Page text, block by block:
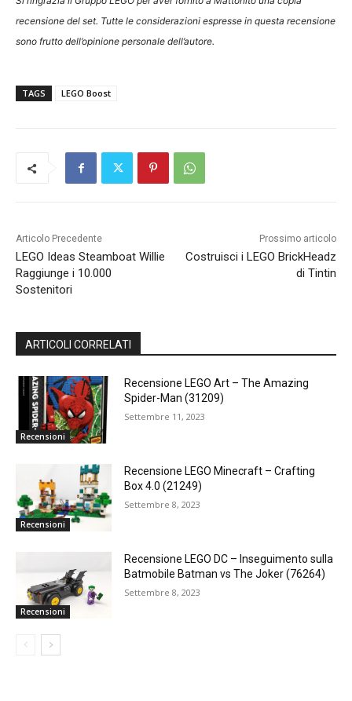
recensione del set. Tutte le considerazioni espresse in questa recensione
sono frutto dell’opinione personale dell’autore.
TAGS LEGO Boost
Articolo Precedente
LEGO Ideas Steamboat Willie
Raggiunge i 10.000
Sostenitori
Prossimo articolo
Costruisci i LEGO BrickHeadz
di Tintin
ARTICOLI CORRELATI
Recensioni
Recensione LEGO Art – The Amazing
Spider-Man (31209)
Settembre 11, 2023
Recensioni
Recensione LEGO Minecraft – Crafting
Box 4.0 (21249)
Settembre 8, 2023
Recensioni
Recensione LEGO DC – Inseguimento sulla
Batmobile Batman vs The Joker (76264)
Settembre 8, 2023